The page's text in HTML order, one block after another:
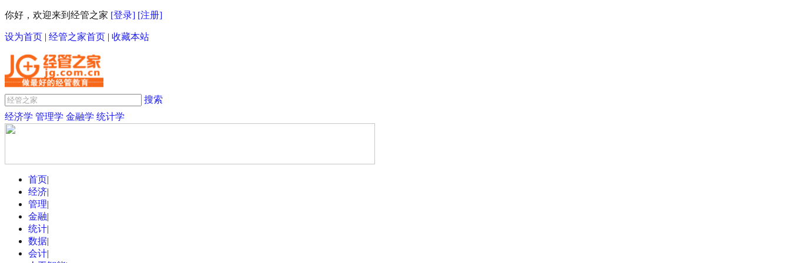
你好，欢迎来到经管之家 [登录] [注册]
设为首页 | 经管之家首页 | 收藏本站
搜索
经济学 管理学 金融学 统计学
首页|
经济|
管理|
金融|
统计|
数据|
会计|